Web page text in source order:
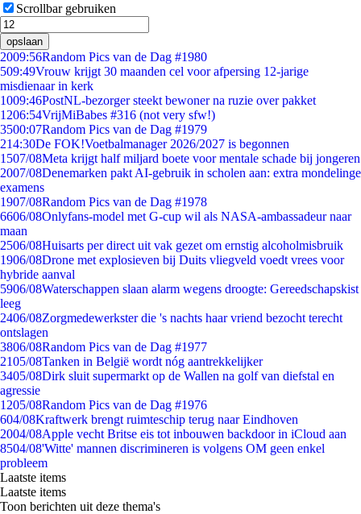
Scrollbar gebruiken
opslaan
2009:56Random Pics van de Dag #1980
509:49Vrouw krijgt 30 maanden cel voor afpersing 12-jarige
misdienaar in kerk
1009:46PostNL-bezorger steekt bewoner na ruzie over pakket
1206:54VrijMiBabes #316 (not very sfw!)
3500:07Random Pics van de Dag #1979
214:30De FOK!Voetbalmanager 2026/2027 is begonnen
1507/08Meta krijgt half miljard boete voor mentale schade bij jongeren
2007/08Denemarken pakt AI-gebruik in scholen aan: extra mondelinge
examens
1907/08Random Pics van de Dag #1978
6606/08Onlyfans-model met G-cup wil als NASA-ambassadeur naar
maan
2506/08Huisarts per direct uit vak gezet om ernstig alcoholmisbruik
1906/08Drone met explosieven bij Duits vliegveld voedt vrees voor
hybride aanval
5906/08Waterschappen slaan alarm wegens droogte: Gereedschapskist
leeg
2406/08Zorgmedewerkster die 's nachts haar vriend bezocht terecht
ontslagen
3806/08Random Pics van de Dag #1977
2105/08Tanken in België wordt nóg aantrekkelijker
3405/08Dirk sluit supermarkt op de Wallen na golf van diefstal en
agressie
1205/08Random Pics van de Dag #1976
604/08Kraftwerk brengt ruimteschip terug naar Eindhoven
2004/08Apple vecht Britse eis tot inbouwen backdoor in iCloud aan
8504/08'Witte' mannen discrimineren is volgens OM geen enkel
probleem
Laatste items
Laatste items
Toon berichten uit deze thema's